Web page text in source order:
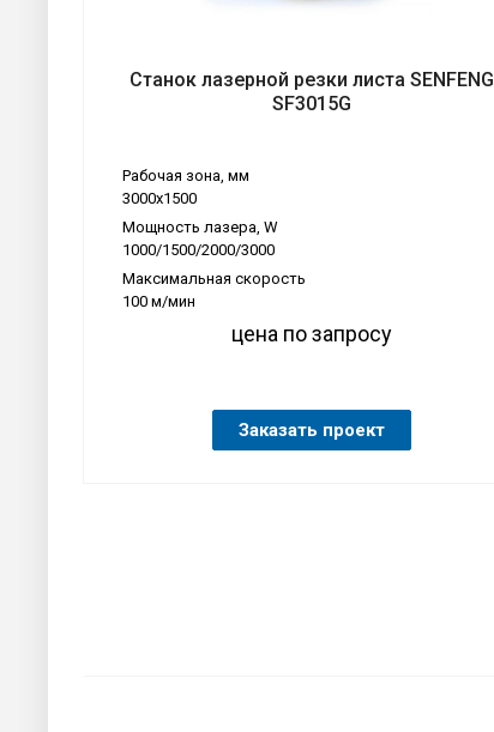
Станок лазерной резки листа SENFENG
SF3015G
Рабочая зона, мм
3000х1500
Мощность лазера, W
1000/1500/2000/3000
Максимальная скорость
100 м/мин
цена по запросу
Заказать проект